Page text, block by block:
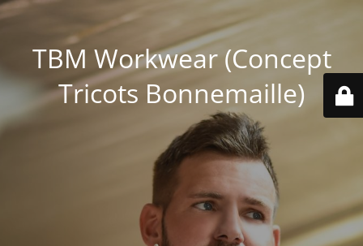
TBM Workwear (Concept
Tricots Bonnemaille)